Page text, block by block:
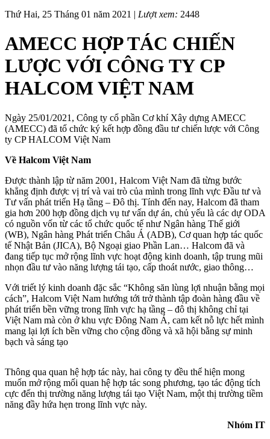
Thứ Hai, 25 Tháng 01 năm 2021 | Lượt xem: 2448
AMECC HỢP TÁC CHIẾN
LƯỢC VỚI CÔNG TY CP
HALCOM VIỆT NAM
Ngày 25/01/2021, Công ty cổ phần Cơ khí Xây dựng AMECC
(AMECC) đã tổ chức ký kết hợp đồng đầu tư chiến lược với Công
ty CP HALCOM Việt Nam
Về Halcom Việt Nam
Được thành lập từ năm 2001, Halcom Việt Nam đã từng bước
khẳng định được vị trí và vai trò của mình trong lĩnh vực Đầu tư và
Tư vấn phát triển Hạ tầng – Đô thị. Tính đến nay, Halcom đã tham
gia hơn 200 hợp đồng dịch vụ tư vấn dự án, chủ yếu là các dự ODA
có nguồn vốn từ các tổ chức quốc tế như Ngân hàng Thế giới
(WB), Ngân hàng Phát triển Châu Á (ADB), Cơ quan hợp tác quốc
tế Nhật Bản (JICA), Bộ Ngoại giao Phần Lan… Halcom đã và
đang tiếp tục mở rộng lĩnh vực hoạt động kinh doanh, tập trung mũi
nhọn đầu tư vào năng lượng tái tạo, cấp thoát nước, giao thông…
Với triết lý kinh doanh đặc sắc “Không săn lùng lợi nhuận bằng mọi
cách”, Halcom Việt Nam hướng tới trở thành tập đoàn hàng đầu về
phát triển bền vững trong lĩnh vực hạ tầng – đô thị không chỉ tại
Việt Nam mà còn ở khu vực Đông Nam Á, cam kết nỗ lực hết mình
mang lại lợi ích bền vững cho cộng đồng và xã hội bằng sự minh
bạch và sáng tạo
Thông qua quan hệ hợp tác này, hai công ty đều thể hiện mong
muốn mở rộng mối quan hệ hợp tác song phương, tạo tác động tích
cực đến thị trường năng lượng tái tạo Việt Nam, một thị trường tiềm
năng đầy hứa hẹn trong lĩnh vực này.
Nhóm IT